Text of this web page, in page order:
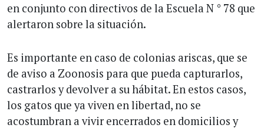
en conjunto con directivos de la Escuela N ° 78 que
alertaron sobre la situación.
Es importante en caso de colonias ariscas, que se
de aviso a Zoonosis para que pueda capturarlos,
castrarlos y devolver a su hábitat. En estos casos,
los gatos que ya viven en libertad, no se
acostumbran a vivir encerrados en domicilios y